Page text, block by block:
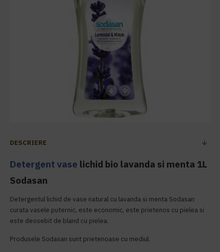
DESCRIERE
Detergent vase lichid bio lavanda si menta 1L
Sodasan
Detergentul lichid de vase natural cu lavanda si menta Sodasan
curata vasele puternic, este economic, este prietenos cu pielea si
este deosebit de bland cu pielea.
Produsele Sodasan sunt prietenoase cu mediul.